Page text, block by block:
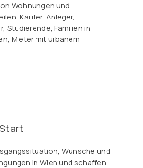
Wohnungen und
Käufer, Anleger,
Studierende, Familien in
Mieter mit urbanem
Wünsche und
in Wien und schaffen